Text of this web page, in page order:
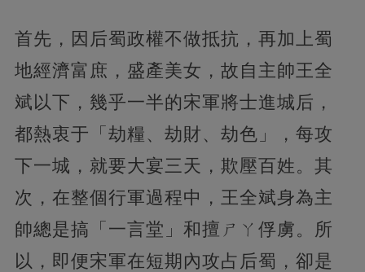
首先，因后蜀政權不做抵抗，再加上蜀
地經濟富庶，盛產美女，故自主帥王全
斌以下，幾乎一半的宋軍將士進城后，
都熱衷于「劫糧、劫財、劫色」，每攻
下一城，就要大宴三天，欺壓百姓。其
次，在整個行軍過程中，王全斌身為主
帥總是搞「一言堂」和擅ㄕㄚ俘虜。所
以，即便宋軍在短期內攻占后蜀，卻是